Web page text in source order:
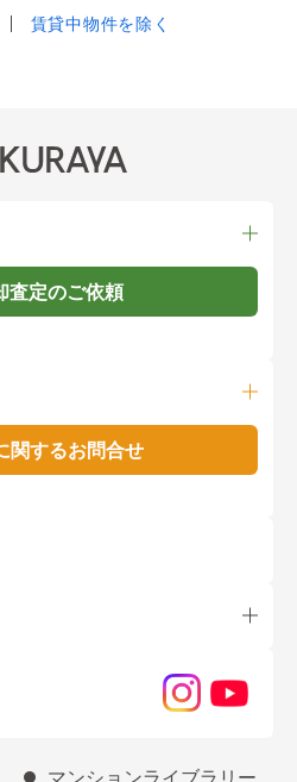
賃貸中物件を除く
査定のご依頼
関するお問合せ
マンションライブラリー